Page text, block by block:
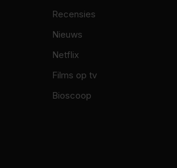
Recensies
Nieuws
Netflix
Films op tv
Bioscoop